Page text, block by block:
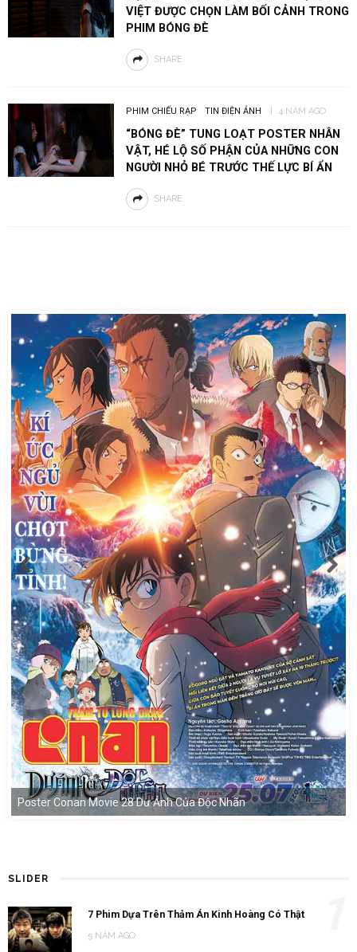
VIỆT ĐƯỢC CHỌN LÀM BỐI CẢNH TRONG
PHIM BÓNG ĐÈ
SHARE
PHIM CHIẾU RẠP TIN ĐIỆN ẢNH 4 NĂM AGO
“BÓNG ĐÈ” TUNG LOẠT POSTER NHÂN
VẬT, HÉ LỘ SỐ PHẬN CỦA NHỮNG CON
NGƯỜI NHỎ BÉ TRƯỚC THẾ LỰC BÍ ẨN
SHARE
Poster Conan Movie 28 Dư Ảnh Của Độc Nhãn